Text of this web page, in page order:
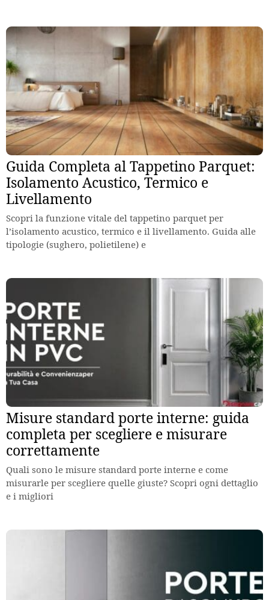
Guida Completa al Tappetino Parquet:
Isolamento Acustico, Termico e
Livellamento
Scopri la funzione vitale del tappetino parquet per
l’isolamento acustico, termico e il livellamento. Guida alle
tipologie (sughero, polietilene) e
Misure standard porte interne: guida
completa per scegliere e misurare
correttamente
Quali sono le misure standard porte interne e come
misurarle per scegliere quelle giuste? Scopri ogni dettaglio
e i migliori